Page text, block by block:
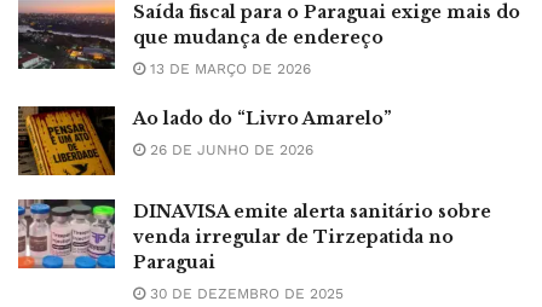
Saída fiscal para o Paraguai exige mais do
que mudança de endereço
13 DE MARÇO DE 2026
Ao lado do “Livro Amarelo”
26 DE JUNHO DE 2026
DINAVISA emite alerta sanitário sobre
venda irregular de Tirzepatida no
Paraguai
30 DE DEZEMBRO DE 2025